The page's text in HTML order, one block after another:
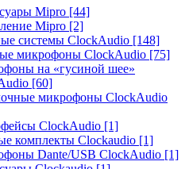
Mipro [44]
Mipro [2]
системы ClockAudio [148]
микрофоны ClockAudio [75]
на «гусиной шее»
[60]
микрофоны ClockAudio
ClockAudio [1]
комплекты Clockaudio [1]
Dante/USB ClockAudio [1]